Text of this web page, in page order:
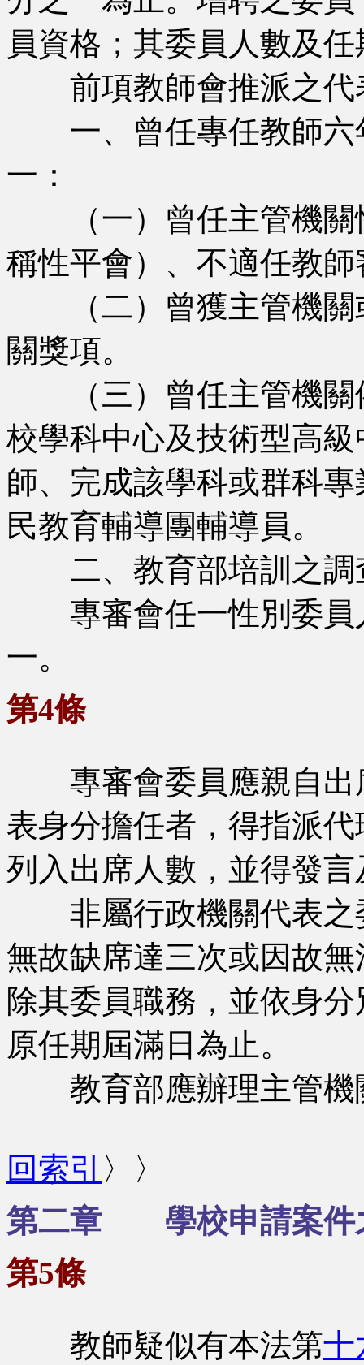
員資格；其委員人數及
前項教師會推派之代
一、曾任專任教師六
一：
（一）曾任主管機關
稱性平會）、不適任教
（二）曾獲主管機關
關獎項。
（三）曾任主管機關
校學科中心及技術型高
師、完成該學科或群科
民教育輔導團輔導員。
二、教育部培訓之調
專審會任一性別委員
一。
第4條
專審會委員應親自出
表身分擔任者，得指派
列入出席人數，並得發
非屬行政機關代表之
無故缺席達三次或因故
除其委員職務，並依身
原任期屆滿日為止。
教育部應辦理主管機
回索引 〉〉
第二章 學校申請案件
第5條
教師疑似有本法第十